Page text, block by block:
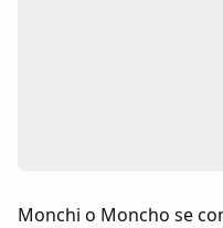
Monchi o Moncho se